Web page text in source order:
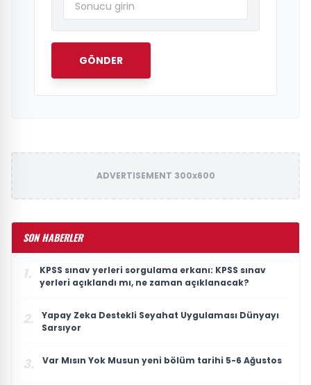
GÖNDER
ADVERTISEMENT 300x600
SON HABERLER
1.
KPSS sınav yerleri sorgulama erkanı: KPSS sınav
yerleri açıklandı mı, ne zaman açıklanacak?
2.
Yapay Zeka Destekli Seyahat Uygulaması Dünyayı
Sarsıyor
3. Var Mısın Yok Musun yeni bölüm tarihi 5-6 Ağustos